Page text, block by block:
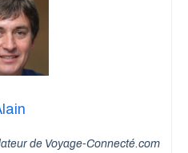
de Voyage-Connecté.com